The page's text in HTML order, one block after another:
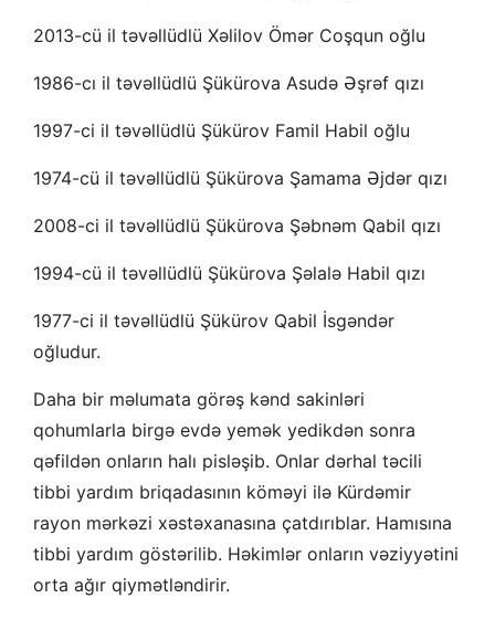
2013-cü il təvəllüdlü Xəlilov Ömər Coşqun oğlu
1986-cı il təvəllüdlü Şükürova Asudə Əşrəf qızı
1997-ci il təvəllüdlü Şükürov Famil Habil oğlu
1974-cü il təvəllüdlü Şükürova Şamama Əjdər qızı
2008-ci il təvəllüdlü Şükürova Şəbnəm Qabil qızı
1994-cü il təvəllüdlü Şükürova Şəlalə Habil qızı
1977-ci il təvəllüdlü Şükürov Qabil İsgəndər
oğludur.
Daha bir məlumata görəş kənd sakinləri
qohumlarla birgə evdə yemək yedikdən sonra
qəfildən onların halı pisləşib. Onlar dərhal təcili
tibbi yardım briqadasının köməyi ilə Kürdəmir
rayon mərkəzi xəstəxanasına çatdırıblar. Hamısına
tibbi yardım göstərilib. Həkimlər onların vəziyyətini
orta ağır qiymətləndirir.